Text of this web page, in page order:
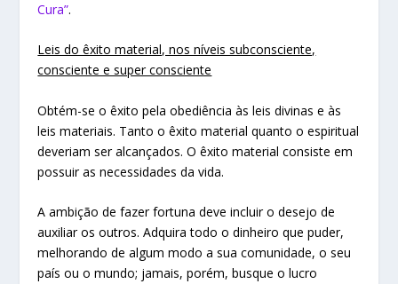
Cura”.
Leis do êxito material, nos níveis subconsciente,
consciente e super consciente
Obtém-se o êxito pela obediência às leis divinas e às
leis materiais. Tanto o êxito material quanto o espiritual
deveriam ser alcançados. O êxito material consiste em
possuir as necessidades da vida.
A ambição de fazer fortuna deve incluir o desejo de
auxiliar os outros. Adquira todo o dinheiro que puder,
melhorando de algum modo a sua comunidade, o seu
país ou o mundo; jamais, porém, busque o lucro